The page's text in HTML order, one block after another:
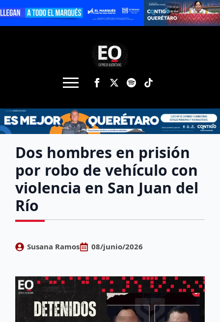
Dos hombres en prisión
por robo de vehículo con
violencia en San Juan del
Río
Susana Ramos 08/junio/2026